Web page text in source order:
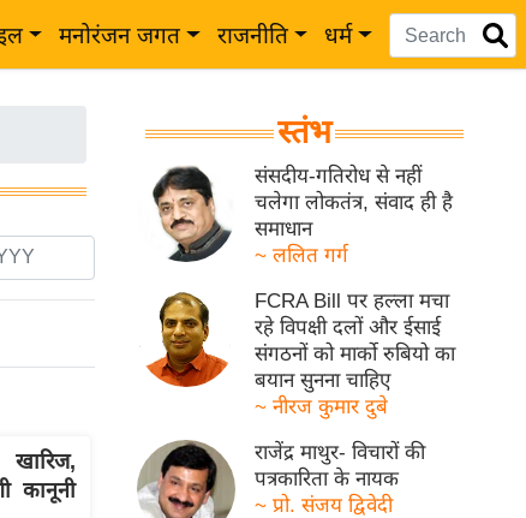
मनोरंजन जगत राजनीति धर्म
कानूनी
स्तंभ
संसदीय-गतिरोध से नहीं
चलेगा लोकतंत्र, संवाद ही है
समाधान
~ ललित गर्ग
FCRA Bill पर हल्ला मचा
रहे विपक्षी दलों और ईसाई
संगठनों को मार्को रुबियो का
बयान सुनना चाहिए
~ नीरज कुमार दुबे
राजेंद्र माथुर- विचारों की
पत्रकारिता के नायक
~ प्रो. संजय द्विवेदी